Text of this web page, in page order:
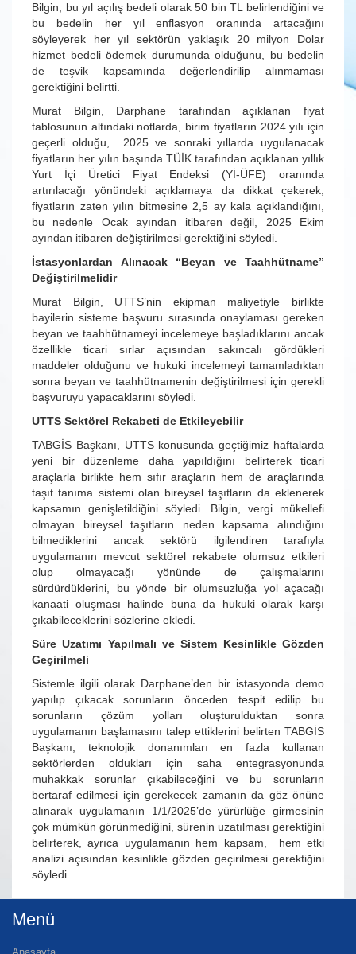
Bilgin, bu yıl açılış bedeli olarak 50 bin TL belirlendiğini ve
bu bedelin her yıl enflasyon oranında artacağını
söyleyerek her yıl sektörün yaklaşık 20 milyon Dolar
hizmet bedeli ödemek durumunda olduğunu, bu bedelin
de teşvik kapsamında değerlendirilip alınmaması
gerektiğini belirtti.
Murat Bilgin, Darphane tarafından açıklanan fiyat
tablosunun altındaki notlarda, birim fiyatların 2024 yılı için
geçerli olduğu, 2025 ve sonraki yıllarda uygulanacak
fiyatların her yılın başında TÜİK tarafından açıklanan yıllık
Yurt İçi Üretici Fiyat Endeksi (Yİ-ÜFE) oranında
artırılacağı yönündeki açıklamaya da dikkat çekerek,
fiyatların zaten yılın bitmesine 2,5 ay kala açıklandığını,
bu nedenle Ocak ayından itibaren değil, 2025 Ekim
ayından itibaren değiştirilmesi gerektiğini söyledi.
İstasyonlardan Alınacak “Beyan ve Taahhütname”
Değiştirilmelidir
Murat Bilgin, UTTS’nin ekipman maliyetiyle birlikte
bayilerin sisteme başvuru sırasında onaylaması gereken
beyan ve taahhütnameyi incelemeye başladıklarını ancak
özellikle ticari sırlar açısından sakıncalı gördükleri
maddeler olduğunu ve hukuki incelemeyi tamamladıktan
sonra beyan ve taahhütnamenin değiştirilmesi için gerekli
başvuruyu yapacaklarını söyledi.
UTTS Sektörel Rekabeti de Etkileyebilir
TABGİS Başkanı, UTTS konusunda geçtiğimiz haftalarda
yeni bir düzenleme daha yapıldığını belirterek ticari
araçlarla birlikte hem sıfır araçların hem de araçlarında
taşıt tanıma sistemi olan bireysel taşıtların da eklenerek
kapsamın genişletildiğini söyledi. Bilgin, vergi mükellefi
olmayan bireysel taşıtların neden kapsama alındığını
bilmediklerini ancak sektörü ilgilendiren tarafıyla
uygulamanın mevcut sektörel rekabete olumsuz etkileri
olup olmayacağı yönünde de çalışmalarını
sürdürdüklerini, bu yönde bir olumsuzluğa yol açacağı
kanaati oluşması halinde buna da hukuki olarak karşı
çıkabileceklerini sözlerine ekledi.
Süre Uzatımı Yapılmalı ve Sistem Kesinlikle Gözden
Geçirilmeli
Sistemle ilgili olarak Darphane’den bir istasyonda demo
yapılıp çıkacak sorunların önceden tespit edilip bu
sorunların çözüm yolları oluşturulduktan sonra
uygulamanın başlamasını talep ettiklerini belirten TABGİS
Başkanı, teknolojik donanımları en fazla kullanan
sektörlerden oldukları için saha entegrasyonunda
muhakkak sorunlar çıkabileceğini ve bu sorunların
bertaraf edilmesi için gerekecek zamanın da göz önüne
alınarak uygulamanın 1/1/2025’de yürürlüğe girmesinin
çok mümkün görünmediğini, sürenin uzatılması gerektiğini
belirterek, ayrıca uygulamanın hem kapsam, hem etki
analizi açısından kesinlikle gözden geçirilmesi gerektiğini
söyledi.
Menü